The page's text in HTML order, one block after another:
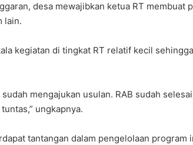
desa mewajibkan ketua RT membuat
lain.
kegiatan di tingkat RT relatif kecil
mengajukan usulan. RAB sudah
ungkapnya.
tantangan dalam pengelolaan program